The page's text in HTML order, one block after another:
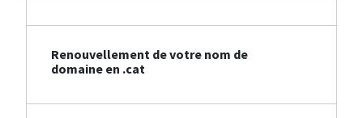
Renouvellement de votre nom de
domaine en .cat